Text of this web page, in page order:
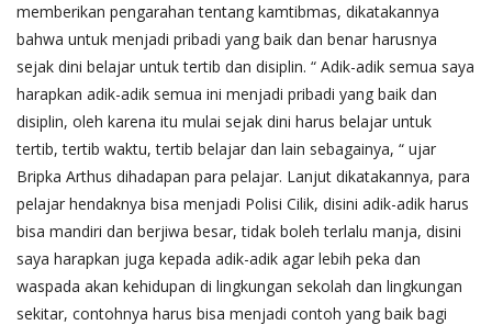
memberikan pengarahan tentang kamtibmas, dikatakannya
bahwa untuk menjadi pribadi yang baik dan benar harusnya
sejak dini belajar untuk tertib dan disiplin. “ Adik-adik semua saya
harapkan adik-adik semua ini menjadi pribadi yang baik dan
disiplin, oleh karena itu mulai sejak dini harus belajar untuk
tertib, tertib waktu, tertib belajar dan lain sebagainya, “ ujar
Bripka Arthus dihadapan para pelajar. Lanjut dikatakannya, para
pelajar hendaknya bisa menjadi Polisi Cilik, disini adik-adik harus
bisa mandiri dan berjiwa besar, tidak boleh terlalu manja, disini
saya harapkan juga kepada adik-adik agar lebih peka dan
waspada akan kehidupan di lingkungan sekolah dan lingkungan
sekitar, contohnya harus bisa menjadi contoh yang baik bagi